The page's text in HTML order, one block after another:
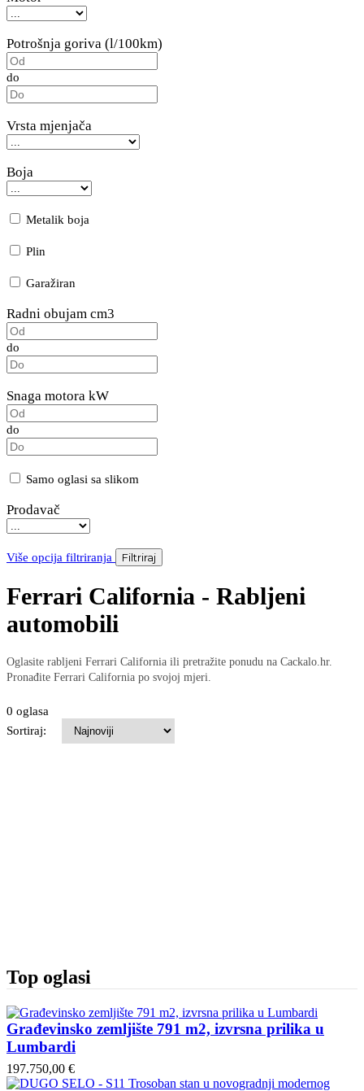
Potrošnja goriva (l/100km)
do
Vrsta mjenjača
Boja
Metalik boja
Plin
Garažiran
Radni obujam cm3
do
Snaga motora kW
do
Samo oglasi sa slikom
Prodavač
Više opcija filtriranja Filtriraj
Ferrari California - Rabljeni
automobili
Oglasite rabljeni Ferrari California ili pretražite ponudu na Cackalo.hr.
Pronađite Ferrari California po svojoj mjeri.
0 oglasa
Sortiraj:
Top oglasi
Građevinsko zemljište 791 m2, izvrsna prilika u
Lumbardi
197.750,00 €